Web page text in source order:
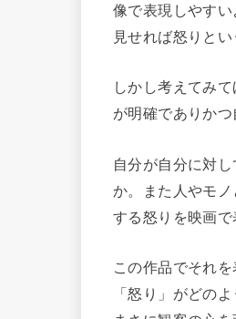
像で表現しやす
見せれば怒りと
しかし考えてみ
が明確でありか
自分が自分に対
か。また人やモ
する怒りを映画で
この作品でそれ
「怒り」がどの